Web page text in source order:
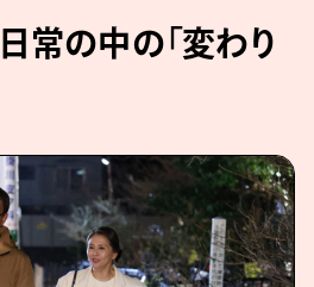
常の中の「変わり